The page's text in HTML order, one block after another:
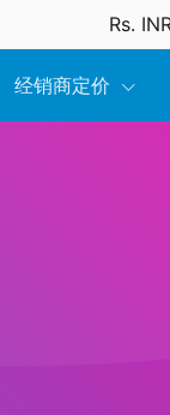
Rs.
经销商定价